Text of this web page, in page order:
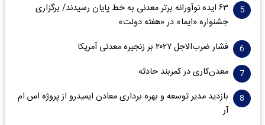
۶۳ ایده نوآورانه برتر معدنی به خط پایان رسیدند/ برگزاری
جشنواره «ایما» در «هفته دولت»
فشار ضرب‌الاجل ۲۰۲۷ بر زنجیره معدنی آمریکا
معدن‌کاری در کمربند حادثه
بازدید مدیر توسعه و بهره برداری معادن ایمیدرو از پروژه اس ام
آر